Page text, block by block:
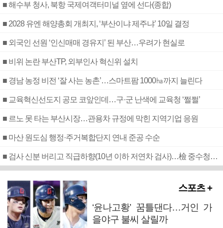
■ 해수부 청사, 북항 국제여객터미널 옆에 선다(종합)
■ 2028 유엔 해양총회 개최지, ‘부산이냐 제주냐’ 10일 결정
■ 외국인 선원 ‘인신매매 경유지’ 된 부산…우려가 현실로
■ 비위 논란 부산TP, 외부인사 혁신위 설치
■ 경남 농정 비전 ‘잘 사는 농촌’…스마트팜 1000㏊까지 늘린다
■ 교육혁신선도지 공모 코앞인데…구·군 난색에 교육청 ‘쩔쩔’
■ 르노 못 타는 부산시장…관용차 규정에 막힌 지역기업 응원
■ 마산 원도심 행정·주거복합단지 연내 준공 수순
■ 검사 신분 버리고 직급하향(10년 이하 저연차 검사)…檢 중수청행 기피
스포츠 +
‘윤나고황’ 꿈틀댄다…거인 가
을야구 불씨 살릴까